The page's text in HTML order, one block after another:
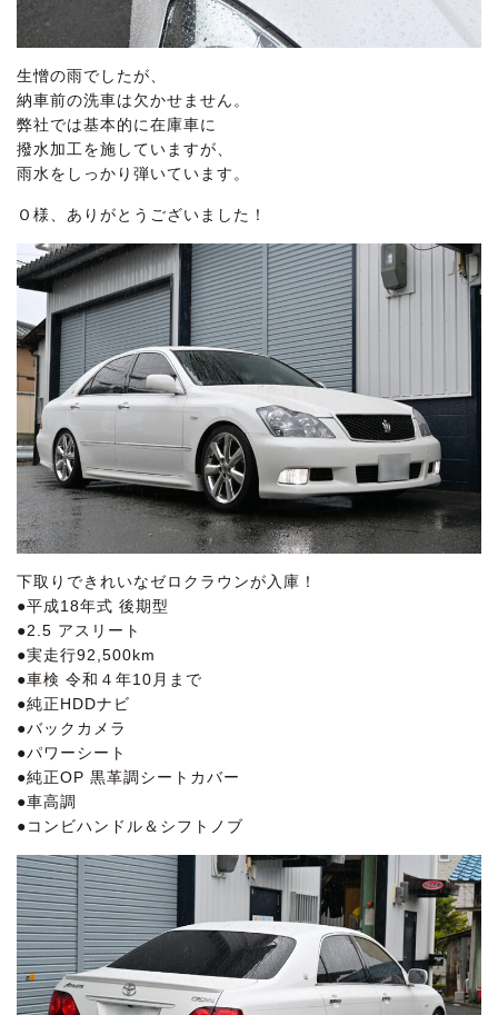
生憎の雨でしたが、
納車前の洗車は欠かせません。
弊社では基本的に在庫車に
撥水加工を施していますが、
雨水をしっかり弾いています。
Ｏ様、ありがとうございました！
下取りできれいなゼロクラウンが入庫！
●平成18年式 後期型
●2.5 アスリート
●実走行92,500km
●車検 令和４年10月まで
●純正HDDナビ
●バックカメラ
●パワーシート
●純正OP 黒革調シートカバー
●車高調
●コンビハンドル＆シフトノブ